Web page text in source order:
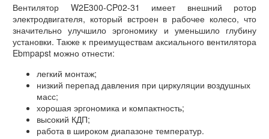
Вентилятор W2E300-CP02-31 имеет внешний ротор
электродвигателя, который встроен в рабочее колесо, что
значительно улучшило эргономику и уменьшило глубину
установки. Также к преимуществам аксиального вентилятора
Ebmpapst можно отнести:
легкий монтаж;
низкий перепад давления при циркуляции воздушных
масс;
хорошая эргономика и компактность;
высокий КДП;
работа в широком диапазоне температур.